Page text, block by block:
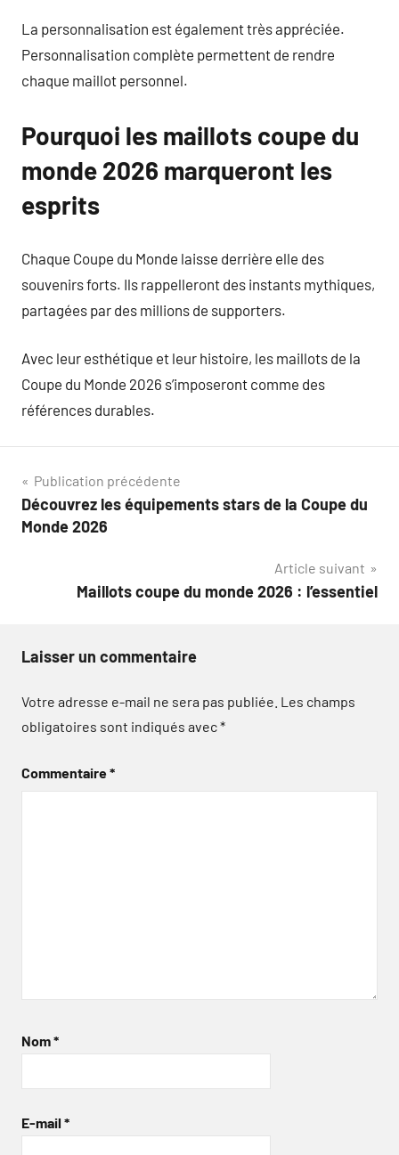
La personnalisation est également très appréciée.
Personnalisation complète permettent de rendre
chaque maillot personnel.
Pourquoi les maillots coupe du
monde 2026 marqueront les
esprits
Chaque Coupe du Monde laisse derrière elle des
souvenirs forts. Ils rappelleront des instants mythiques,
partagées par des millions de supporters.
Avec leur esthétique et leur histoire, les maillots de la
Coupe du Monde 2026 s’imposeront comme des
références durables.
Navigation
de
Publication précédente
Découvrez les équipements stars de la Coupe du
Monde 2026
Article suivant
Maillots coupe du monde 2026 : l’essentiel
Laisser un commentaire
Votre adresse e-mail ne sera pas publiée. Les champs
obligatoires sont indiqués avec*
Commentaire*
Nom*
E-mail *